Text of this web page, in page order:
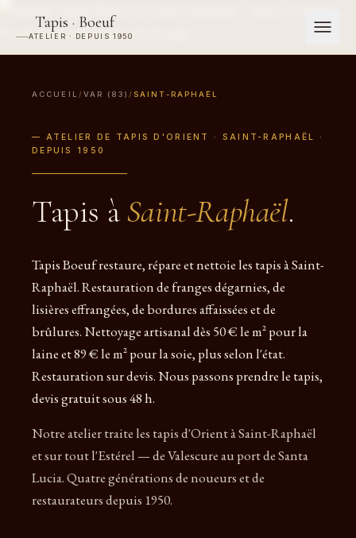
Tapis · Boeuf
ATELIER · DEPUIS 1950
ACCUEIL / VAR (83) / SAINT-RAPHAËL
— ATELIER DE TAPIS D'ORIENT · SAINT-RAPHAËL ·
DEPUIS 1950
Tapis à Saint-Raphaël.
Tapis Boeuf restaure, répare et nettoie les tapis à Saint-
Raphaël. Restauration de franges dégarnies, de
lisières effrangées, de bordures affaissées et de
brûlures. Nettoyage artisanal dès 50 € le m² pour la
laine et 89 € le m² pour la soie, plus selon l'état.
Restauration sur devis. Nous passons prendre le tapis,
devis gratuit sous 48 h.
Notre atelier traite les tapis d'Orient à Saint-Raphaël
et sur tout l'Estérel — de Valescure au port de Santa
Lucia. Quatre générations de noueurs et de
restaurateurs depuis 1950.